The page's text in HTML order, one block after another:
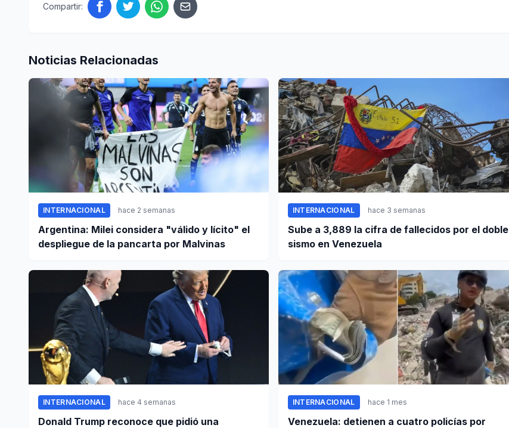
Compartir:
Noticias Relacionadas
INTERNACIONAL hace 2 semanas
Argentina: Milei considera "válido y lícito" el
despliegue de la pancarta por Malvinas
INTERNACIONAL hace 3 semanas
Sube a 3,889 la cifra de fallecidos por el doble
sismo en Venezuela
INTERNACIONAL hace 4 semanas
Donald Trump reconoce que pidió una
INTERNACIONAL hace 1 mes
Venezuela: detienen a cuatro policías por